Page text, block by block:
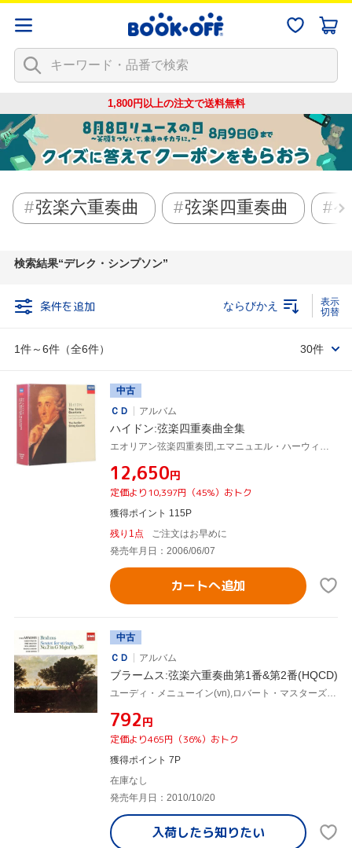
1,800円以上の注文で送料無料
弦楽六重奏曲 弦楽四重奏曲
検索結果 デレク・シンプソン
条件を追加
1件～6件（全6件）
ならびかえ
30件
中古
ＣＤ
アルバム
ハイドン:弦楽四重奏曲全集
¥12,650円
定価より10,397円（45%）おトク
獲得ポイント 115P
残り1点
ご注文はお早めに
発売年月日：2006/06/07
カートへ追加
中古
ＣＤ
アルバム
ブラームス:弦楽六重奏曲第1番&第2番(HQCD)
ユーディ・メニューイン(vn),ロバート・マスターズ(vn),セシル・アロノヴィッツ(va),エルンスト・ウォールフィッシュ(va),モーリス・ジャンドロン(vc),デレク・シンプソン(vc)
¥792円
定価より465円（36%）おトク
獲得ポイント 7P
在庫なし
発売年月日：2010/10/20
入荷したら知りたい